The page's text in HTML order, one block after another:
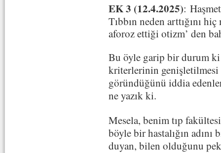
EK 3 (12.4.2025):
Tıbbın neden arttığını
aforoz ettiği otizm’ den
Bu öyle garip bir durum ki
kriterlerinin genişletilmesi
göründüğünü iddia
ne yazık ki.
Mesela, benim tıp
böyle bir hastalığın adını
duyan, bilen olduğunu